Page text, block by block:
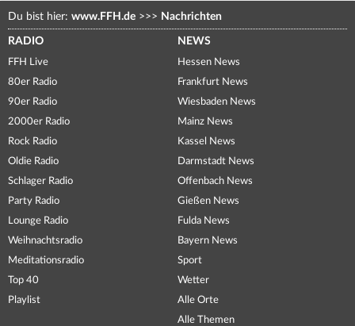
Du bist hier: www.FFH.de >>> Nachrichten
RADIO
FFH Live
80er Radio
90er Radio
2000er Radio
Rock Radio
Oldie Radio
Schlager Radio
Party Radio
Lounge Radio
Weihnachtsradio
Meditationsradio
Top 40
Playlist
NEWS
Hessen News
Frankfurt News
Wiesbaden News
Mainz News
Kassel News
Darmstadt News
Offenbach News
Gießen News
Fulda News
Bayern News
Sport
Wetter
Alle Orte
Alle Themen